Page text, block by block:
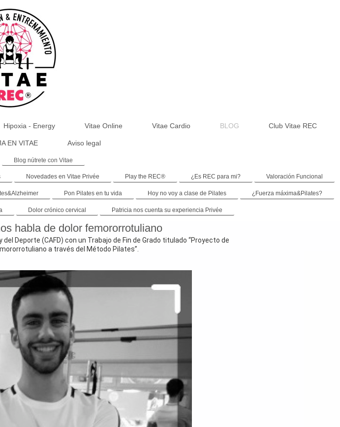
Hipoxia - Energy Vitae Online Vitae Cardio BLOG Club Vitae REC
EN VITAE Aviso legal
Blog nútrete con Vitae
Novedades en Vitae Privée Play the REC® ¿Es REC para mi? Valoración Funcional
Pon Pilates en tu vida Hoy no voy a clase de Pilates ¿Fuerza máxima&Pilates?
Dolor crónico cervical Patricia nos cuenta su experiencia Privée
habla de dolor femororrotuliano
Deporte (CAFD) con un Trabajo de Fin de Grado titulado “Proyecto de
a través del Método Pilates”.